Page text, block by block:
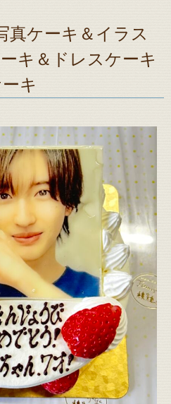
真ケーキ＆イラス
キ＆ドレスケーキ
キ